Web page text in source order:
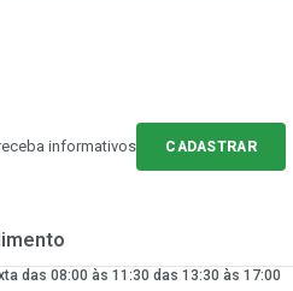
das 08:00 às 11:30 das 13:30 às 17:00
informativos CADASTRAR